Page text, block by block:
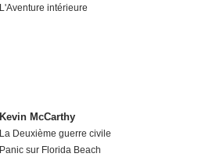
L'Aventure intérieure
Kevin McCarthy
La Deuxième guerre civile
Panic sur Florida Beach